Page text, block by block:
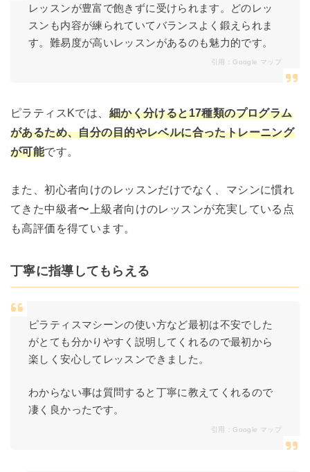
レッスンが豊富で飽きずに受けられます。どのレッ
スンも内容が練られていてバランスよく鍛えられま
す。難易度が高いレッスンがあるのも魅力的です。
引用： Google マップ
ピラティスKでは、 細かく分けると17種類のプログラム
があるため、自分の目的やレベルに合ったトレーニング
が可能です。
また、初心者向けのレッスンだけでなく、マシンに慣れ
てきた中級者〜上級者向けのレッスンが充実している点
も高評価を得ています。
丁寧に指導してもらえる
ピラティスマシーンの使い方など最初は不安でした
がとても分かりやすく説明してくれるので最初から
楽しく安心してレッスンできました。
わからない事は質問すると丁寧に教えてくれるので
凄く良かったです。
引用： Google マップ